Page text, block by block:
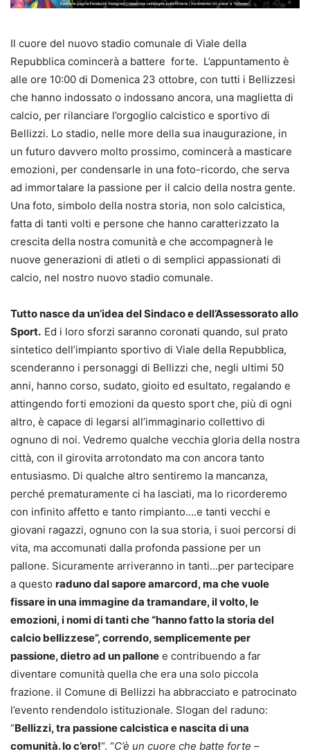
Il cuore del nuovo stadio comunale di Viale della
Repubblica comincerà a battere forte. L’appuntamento è
alle ore 10:00 di Domenica 23 ottobre, con tutti i Bellizzesi
che hanno indossato o indossano ancora, una maglietta di
calcio, per rilanciare l’orgoglio calcistico e sportivo di
Bellizzi. Lo stadio, nelle more della sua inaugurazione, in
un futuro davvero molto prossimo, comincerà a masticare
emozioni, per condensarle in una foto-ricordo, che serva
ad immortalare la passione per il calcio della nostra gente.
Una foto, simbolo della nostra storia, non solo calcistica,
fatta di tanti volti e persone che hanno caratterizzato la
crescita della nostra comunità e che accompagnerà le
nuove generazioni di atleti o di semplici appassionati di
calcio, nel nostro nuovo stadio comunale.
Tutto nasce da un’idea del Sindaco e dell’Assessorato allo
Sport. Ed i loro sforzi saranno coronati quando, sul prato
sintetico dell’impianto sportivo di Viale della Repubblica,
scenderanno i personaggi di Bellizzi che, negli ultimi 50
anni, hanno corso, sudato, gioito ed esultato, regalando e
attingendo forti emozioni da questo sport che, più di ogni
altro, è capace di legarsi all’immaginario collettivo di
ognuno di noi. Vedremo qualche vecchia gloria della nostra
città, con il girovita arrotondato ma con ancora tanto
entusiasmo. Di qualche altro sentiremo la mancanza,
perché prematuramente ci ha lasciati, ma lo ricorderemo
con infinito affetto e tanto rimpianto….e tanti vecchi e
giovani ragazzi, ognuno con la sua storia, i suoi percorsi di
vita, ma accomunati dalla profonda passione per un
pallone. Sicuramente arriveranno in tanti…per partecipare
a questo raduno dal sapore amarcord, ma che vuole
fissare in una immagine da tramandare, il volto, le
emozioni, i nomi di tanti che “hanno fatto la storia del
calcio bellizzese”, correndo, semplicemente per
passione, dietro ad un pallone e contribuendo a far
diventare comunità quella che era una solo piccola
frazione. il Comune di Bellizzi ha abbracciato e patrocinato
l’evento rendendolo istituzionale. Slogan del raduno:
“Bellizzi, tra passione calcistica e nascita di una
comunità. Io c’ero!“. “C’è un cuore che batte forte –